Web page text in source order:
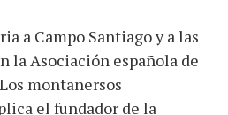
a Campo Santiago y a las
la Asociación española de
montañersos
el fundador de la